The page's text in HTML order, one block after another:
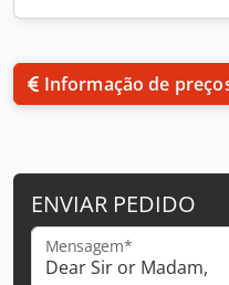
Informação de
ENVIAR PEDIDO
Mensagem*